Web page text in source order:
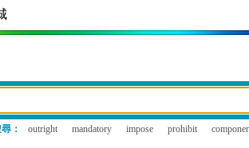
： outright mandatory impose prohibit